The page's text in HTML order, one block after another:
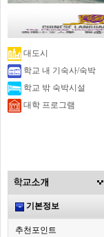
대도시
학교 내 기숙사/숙박
학교 밖 숙박시설
대학 프로그램
기본정보
추천포인트